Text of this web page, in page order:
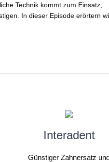
Technik kommt zum Einsatz,
In dieser Episode erörtern
Interadent
Günstiger Zahnersatz